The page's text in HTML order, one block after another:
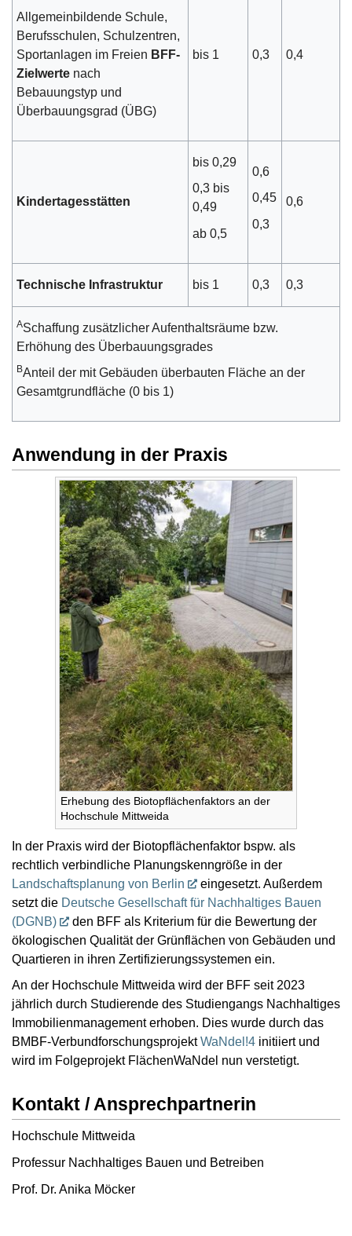
Allgemeinbildende Schule,
Berufsschulen, Schulzentren,
Sportanlagen im Freien BFF-
Zielwerte nach
Bebauungstyp und
Überbauungsgrad (ÜBG)
bis 1 0,3 0,4
Kindertagesstätten
bis 0,29
0,3 bis
0,49
ab 0,5
0,6
0,45
0,3
0,6
Technische Infrastruktur bis 1 0,3 0,3
ASchaffung zusätzlicher Aufenthaltsräume bzw.
Erhöhung des Überbauungsgrades
BAnteil der mit Gebäuden überbauten Fläche an der
Gesamtgrundfläche (0 bis 1)
Anwendung in der Praxis
Erhebung des Biotopflächenfaktors an der
Hochschule Mittweida
In der Praxis wird der Biotopflächenfaktor bspw. als
rechtlich verbindliche Planungskenngröße in der
Landschaftsplanung von Berlin
eingesetzt. Außerdem
setzt die Deutsche Gesellschaft für Nachhaltiges Bauen
(DGNB)
den BFF als Kriterium für die Bewertung der
ökologischen Qualität der Grünflächen von Gebäuden und
Quartieren in ihren Zertifizierungssystemen ein.
An der Hochschule Mittweida wird der BFF seit 2023
jährlich durch Studierende des Studiengangs Nachhaltiges
Immobilienmanagement erhoben. Dies wurde durch das
BMBF-VerbundforschungsprojektWaNdel!4 initiiert und
wird im Folgeprojekt FlächenWaNdel nun verstetigt.
Kontakt / Ansprechpartnerin
Hochschule Mittweida
Professur Nachhaltiges Bauen und Betreiben
Prof. Dr. Anika Möcker